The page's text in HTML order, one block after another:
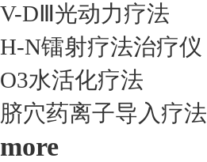
V-DⅢ光动力疗法
H-N镭射疗法治疗仪
O3水活化疗法
脐穴药离子导入疗法
more